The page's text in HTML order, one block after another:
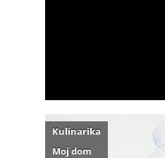
Kulinarika
Moj dom